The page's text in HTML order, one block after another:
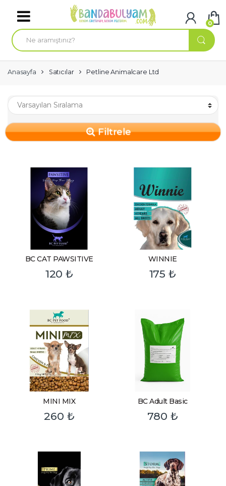
A
r
a
a
:
Anasayfa Satıcılar Petline Animalcare Ltd
Filtrele
BC CAT PAWSITIVE
120₺
WINNIE
175 ₺
MINI MIX
260 ₺
BC Adult Basic
780 ₺
0